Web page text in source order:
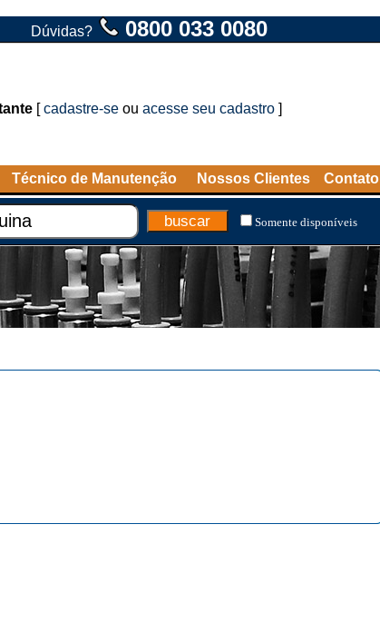
Dúvidas? 0800 033 0080
[cadastre-se ou acesse seu cadastro ]
Técnico de Manutenção Nossos Clientes Contato
Somente disponíveis